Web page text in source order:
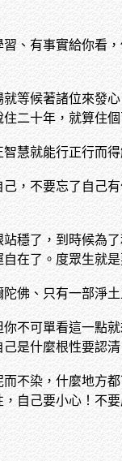
、有事實給你看
等候著諸位來發
二十年，就算住
慧就能行正行而
，不要忘了自己
穩了，到時候為
在了。度眾生就
佛、只有一部淨
不可單看這一點
是什麼根性要認清
不染，什麼地方
自己要小心！不